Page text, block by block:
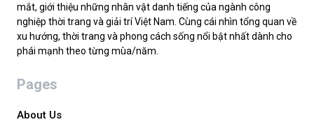
mắt, giới thiệu những nhân vật danh tiếng của ngành công
nghiệp thời trang và giải trí Việt Nam. Cùng cái nhìn tổng quan về
xu hướng, thời trang và phong cách sống nổi bật nhất dành cho
phái mạnh theo từng mùa/năm.
Pages
About Us